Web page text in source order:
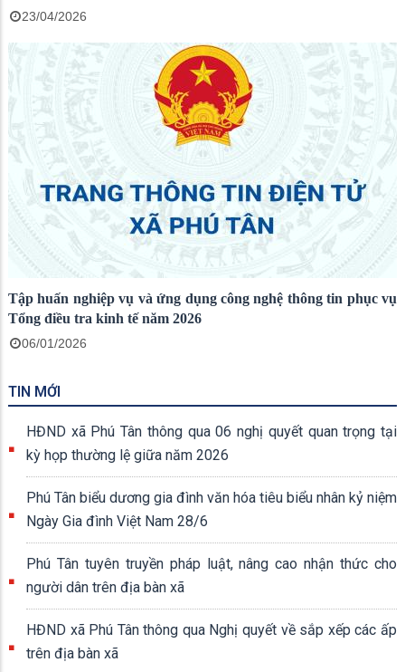
23/04/2026
Tập huấn nghiệp vụ và ứng dụng công nghệ thông tin phục vụ
Tổng điều tra kinh tế năm 2026
06/01/2026
TIN MỚI
HĐND xã Phú Tân thông qua 06 nghị quyết quan trọng tại
kỳ họp thường lệ giữa năm 2026
Phú Tân biểu dương gia đình văn hóa tiêu biểu nhân kỷ niệm
Ngày Gia đình Việt Nam 28/6
Phú Tân tuyên truyền pháp luật, nâng cao nhận thức cho
người dân trên địa bàn xã
HĐND xã Phú Tân thông qua Nghị quyết về sắp xếp các ấp
trên địa bàn xã